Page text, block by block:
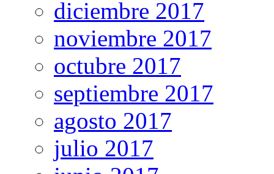
diciembre 2017
noviembre 2017
octubre 2017
septiembre 2017
agosto 2017
julio 2017